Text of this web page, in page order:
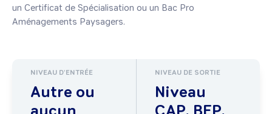
un Certificat de Spécialisation ou un Bac Pro
Aménagements Paysagers.
NIVEAU D'ENTRÉE
Autre ou
NIVEAU DE SORTIE
Niveau